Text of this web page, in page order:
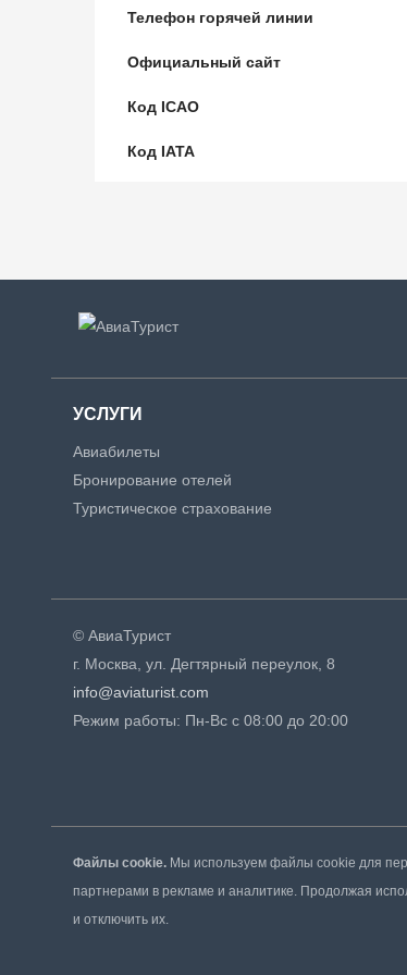
Телефон горячей линии
Официальный сайт
Код ICAO
Код IATA
УСЛУГИ
Авиабилеты
Бронирование отелей
Туристическое страхование
© АвиаТурист
г. Москва, ул. Дегтярный переулок, 8
info@aviaturist.com
Режим работы: Пн-Вс с 08:00 до 20:00
Файлы cookie. Мы используем файлы cookie для
партнерами в рекламе и аналитике. Продолжая
и отключить их.